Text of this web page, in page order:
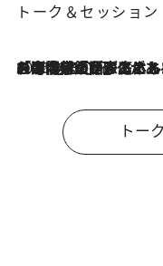
トーク＆セッション
2026.8.3
「今後値上げがあるとすれば…」「リスクがあるのは今年の冬」エネルギー専門家が語る、ホルムズ海峡封鎖が家庭にもたらす“ある心配”
トー